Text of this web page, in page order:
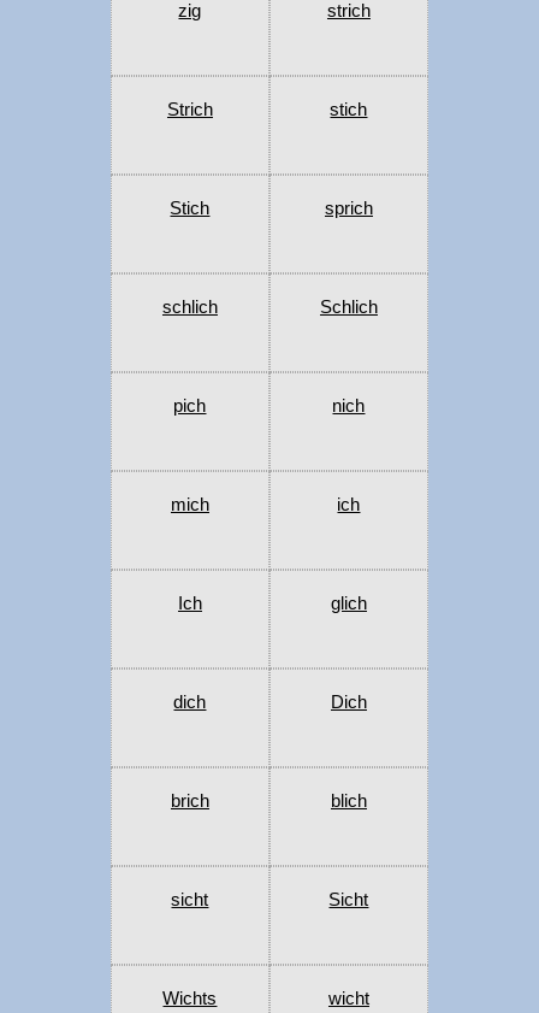
zig strich
Strich stich
Stich sprich
schlich Schlich
pich nich
mich ich
Ich glich
dich Dich
brich blich
sicht Sicht
Wichts wicht